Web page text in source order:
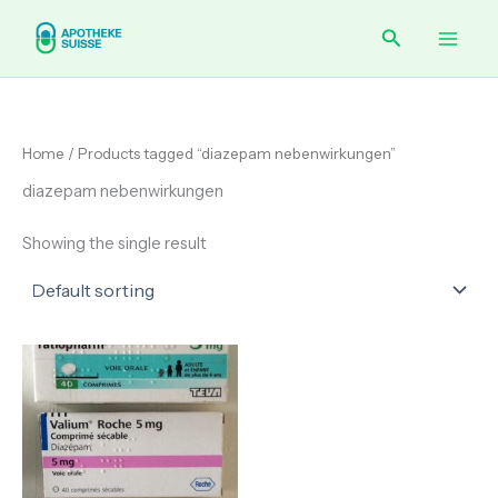
content
Search
Home / Products tagged “diazepam nebenwirkungen”
diazepam nebenwirkungen
Showing the single result
Price
range:
€ 120.00
through
€ 210.00